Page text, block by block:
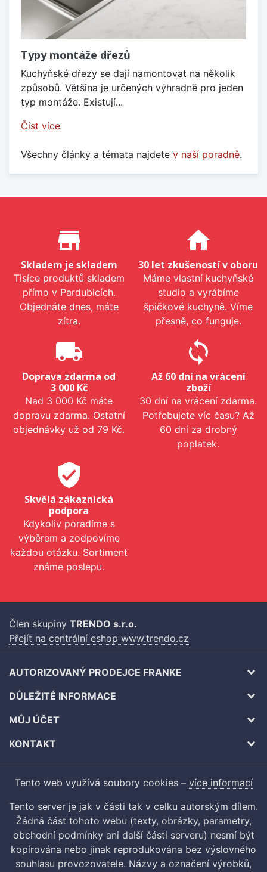
Typy montáže dřezů
Kuchyňské dřezy se dají namontovat na několik
způsobů. Většina je určených výhradně pro jeden
typ montáže. Existují...
Číst více
Všechny články a témata najdete v naší poradně.
Proč nakupovat u nás?
store_mall_directory
Skladem je skladem
Tisíce produktů skladem
přímo v Pardubicích.
Objednáte dnes, máte
zítra.
home
30 let zkušeností v oboru
Máme vlastní kuchyňské
studio a vyrábíme
špičkové kuchyně. Víme
přesně, co funguje.
local_shipping
Doprava zdarma od
3 000 Kč
Nad 3 000 Kč máte
dopravu zdarma. Ostatní
objednávky už od 79 Kč.
sync
Až 60 dní na vrácení
zboží
30 dní na vrácení zdarma.
Potřebujete víc času? Až
60 dní za drobný
poplatek.
verified_user
Skvělá zákaznická
podpora
Kdykoliv poradíme s
výběrem a zodpovíme
každou otázku. Sortiment
známe poslepu.
Člen skupiny TRENDO s.r.o.
Přejít na centrální eshop www.trendo.cz
AUTORIZOVANÝ PRODEJCE FRANKE
DŮLEŽITÉ INFORMACE
MŮJ ÚČET
KONTAKT
Tento web využívá soubory cookies – více informací
Tento server je jak v části tak v celku autorským dílem.
Žádná část tohoto webu (texty, obrázky, parametry,
obchodní podmínky ani další části serveru) nesmí být
kopírována nebo jinak reprodukována bez výslovného
souhlasu provozovatele. Názvy a označení výrobků,